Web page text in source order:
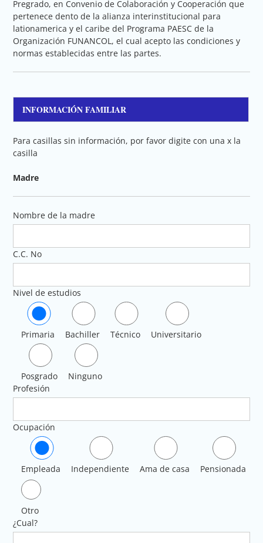
Pregrado, en Convenio de Colaboración y Cooperación que
pertenece dento de la alianza interinstitucional para
lationamerica y el caribe del Programa PAESC de la
Organización FUNANCOL, el cual acepto las condiciones y
normas establecidas entre las partes.
INFORMACIÓN FAMILIAR
Para casillas sin información, por favor digite con una x la
casilla
Madre
Nombre de la madre
C.C. No
Nivel de estudios
Primaria Bachiller Técnico Universitario
Posgrado
Ninguno
Profesión
Ocupación
Empleada Independiente Ama de casa Pensionada
Otro
¿Cual?